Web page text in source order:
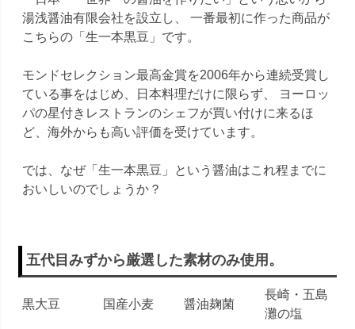
湯浅醤油有限会社を設立し、 一番最初に作った商品が
こちらの「生一本黒豆」です。
モンドセレクション最高金賞を2006年から連続受賞し
ている事をはじめ、日本料理だけに限らず、 ヨーロッ
パの星付きレストランのシェフが買い付けに来るほ
ど、海外からも高い評価を受けています。
では、なぜ「生一本黒豆」という醤油はこれ程までに
おいしいのでしょうか？
五代目みずから厳選した素材のみ使用。
黒大豆 国産小麦 醤油麹菌
長崎・五島
灘の塩